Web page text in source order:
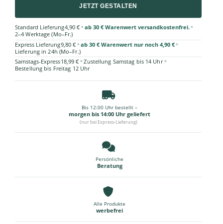
JETZT GESTALTEN
Standard Lieferung4,90 € • ab 30 € Warenwert versandkostenfrei.•
2–4 Werktage (Mo–Fr.)
Express Lieferung9,80 € • ab 30 € Warenwert nur noch 4,90 €•
Lieferung in 24h (Mo–Fr.)
Samstags-Express18,99 € • Zustellung Samstag bis 14 Uhr •
Bestellung bis Freitag 12 Uhr
Bis 12:00 Uhr bestellt –
morgen bis 14:00 Uhr geliefert
(nur bei Express-Lieferung)
Persönliche
Beratung
Alle Produkte
werbefrei